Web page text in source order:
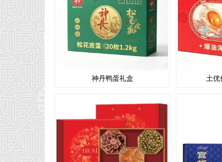
神丹鸭蛋礼盒 土优